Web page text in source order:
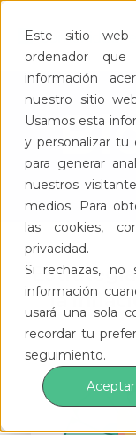
Este sitio web
ordenador
información
nuestro sitio
Usamos esta
y personalizar tu
para generar
nuestros
medios. Para
las cookies,
privacidad.
Si rechazas,
información
usará una sola
recordar tu
seguimiento.
Aceptar
la